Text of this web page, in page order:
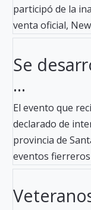
participó de la
venta oficial,
Se
...
El evento que
declarado de
provincia de
eventos